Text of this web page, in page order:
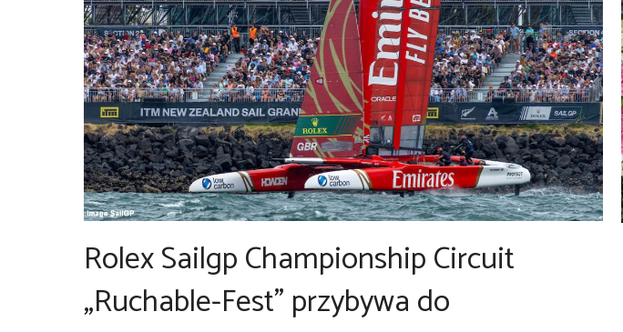
Rolex Sailgp Championship Circuit
„Ruchable-Fest” przybywa do